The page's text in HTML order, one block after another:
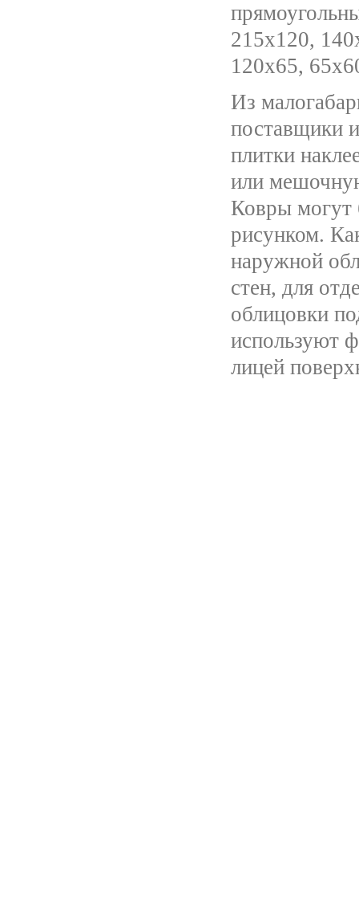
215х120,
120х65,
Из
поставщики
плитки
или
Ковры могут
рисунком.
наружной
стен, для
облицовки
используют
лицей